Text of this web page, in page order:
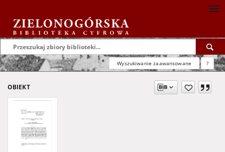
Wyszukiwanie zaawansowane ?
OBIEKT